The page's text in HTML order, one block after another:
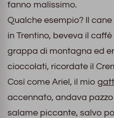
fanno malissimo.
Qualche esempio? Il
in Trentino, beveva il
grappa di montagna ed
cioccolati, ricordate il
Così come Ariel, il mio
accennato, andava
salame piccante, salvo